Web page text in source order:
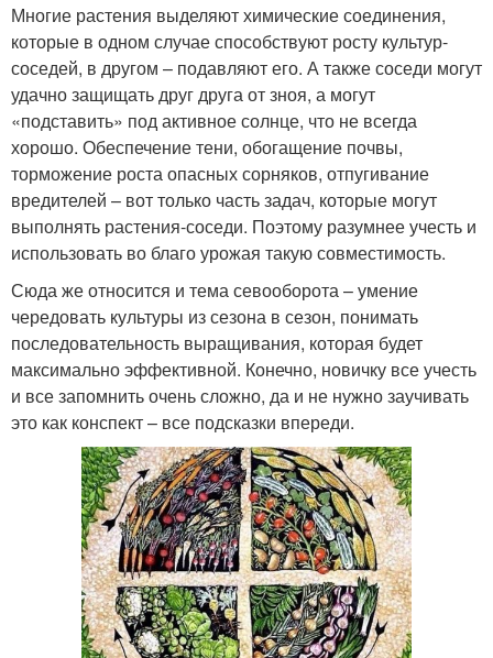
Многие растения выделяют химические соединения,
которые в одном случае способствуют росту культур-
соседей, в другом – подавляют его. А также соседи могут
удачно защищать друг друга от зноя, а могут
«подставить» под активное солнце, что не всегда
хорошо. Обеспечение тени, обогащение почвы,
торможение роста опасных сорняков, отпугивание
вредителей – вот только часть задач, которые могут
выполнять растения-соседи. Поэтому разумнее учесть и
использовать во благо урожая такую совместимость.
Сюда же относится и тема севооборота – умение
чередовать культуры из сезона в сезон, понимать
последовательность выращивания, которая будет
максимально эффективной. Конечно, новичку все учесть
и все запомнить очень сложно, да и не нужно заучивать
это как конспект – все подсказки впереди.